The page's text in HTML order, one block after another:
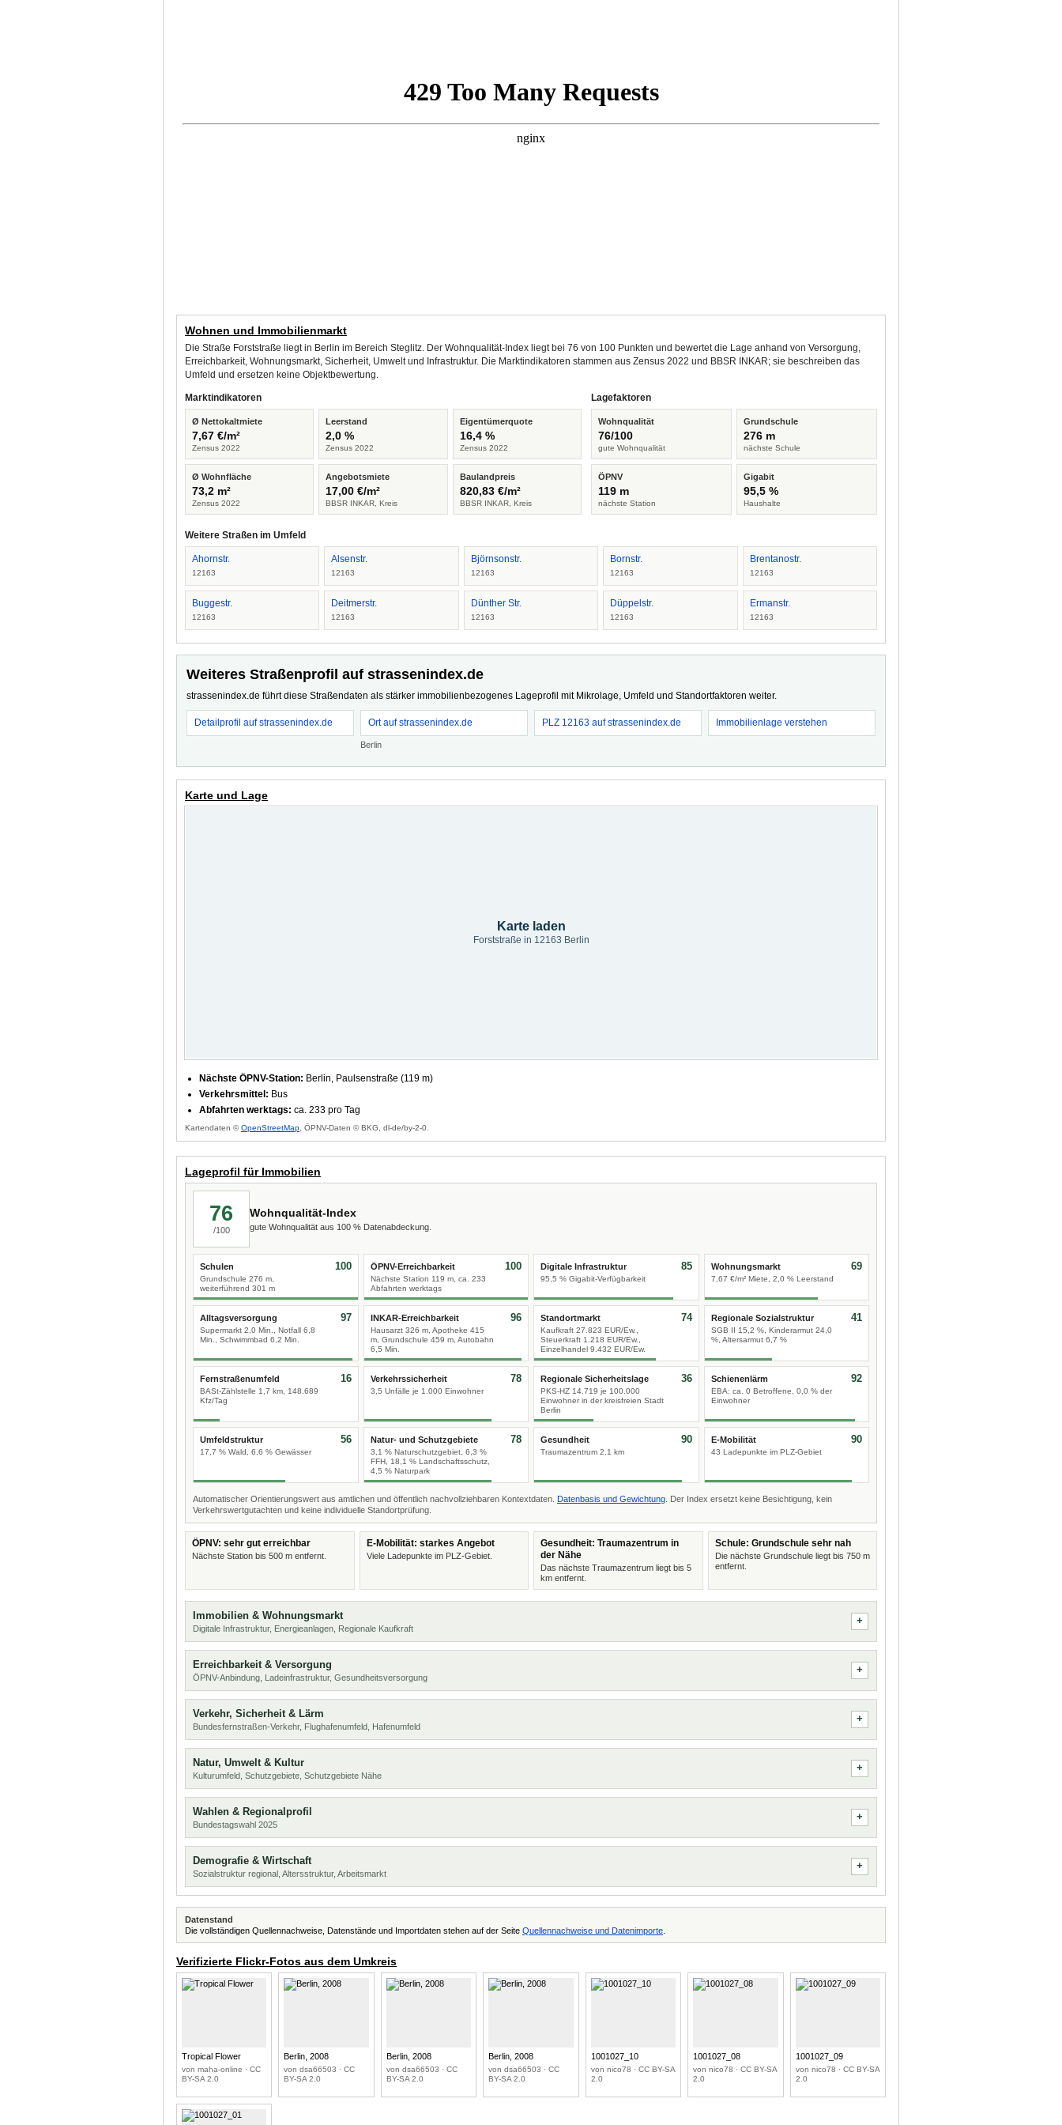
Wohnen und Immobilienmarkt
Die Straße Forststraße liegt in Berlin im Bereich Steglitz. Der Wohnqualität-Index liegt bei 76 von 100 Punkten und bewertet die Lage anhand von Versorgung,
Erreichbarkeit, Wohnungsmarkt, Sicherheit, Umwelt und Infrastruktur. Die Marktindikatoren stammen aus Zensus 2022 und BBSR INKAR; sie beschreiben das
Umfeld und ersetzen keine Objektbewertung.
Marktindikatoren
Ø Nettokaltmiete
7,67 €/m²
Zensus 2022
Leerstand
2,0 %
Zensus 2022
Eigentümerquote
16,4 %
Zensus 2022
Ø Wohnfläche
73,2 m²
Zensus 2022
Angebotsmiete
17,00 €/m²
BBSR INKAR, Kreis
Baulandpreis
820,83 €/m²
BBSR INKAR, Kreis
Lagefaktoren
Wohnqualität
76/100
gute Wohnqualität
Grundschule
276 m
nächste Schule
ÖPNV
119 m
nächste Station
Gigabit
95,5 %
Haushalte
Weitere Straßen im Umfeld
Ahornstr.
12163
Alsenstr.
12163
Björnsonstr.
12163
Bornstr.
12163
Brentanostr.
12163
Buggestr.
12163
Deitmerstr.
12163
Dünther Str.
12163
Düppelstr.
12163
Ermanstr.
12163
Weiteres Straßenprofil auf strassenindex.de
strassenindex.de führt diese Straßendaten als stärker immobilienbezogenes Lageprofil mit Mikrolage, Umfeld und Standortfaktoren weiter.
Detailprofil auf strassenindex.de Ort auf strassenindex.de
Berlin
PLZ 12163 auf strassenindex.de Immobilienlage verstehen
Karte und Lage
Karte laden
Forststraße in 12163 Berlin
Nächste ÖPNV-Station: Berlin, Paulsenstraße (119 m)
Verkehrsmittel: Bus
Abfahrten werktags: ca. 233 pro Tag
Kartendaten ©OpenStreetMap , ÖPNV-Daten © BKG, dl-de/by-2-0.
Lageprofil für Immobilien
76
/100
Wohnqualität-Index
gute Wohnqualität aus 100 % Datenabdeckung.
Schulen
Grundschule 276 m,
weiterführend 301 m
100 ÖPNV-Erreichbarkeit
Nächste Station 119 m, ca. 233
Abfahrten werktags
100 Digitale Infrastruktur
95,5 % Gigabit-Verfügbarkeit
85 Wohnungsmarkt
7,67 €/m² Miete, 2,0 % Leerstand
69
Alltagsversorgung
Supermarkt 2,0 Min., Notfall 6,8
Min., Schwimmbad 6,2 Min.
97 INKAR-Erreichbarkeit
Hausarzt 326 m, Apotheke 415
m, Grundschule 459 m, Autobahn
6,5 Min.
96 Standortmarkt
Kaufkraft 27.823 EUR/Ew.,
Steuerkraft 1.218 EUR/Ew.,
Einzelhandel 9.432 EUR/Ew.
74 Regionale Sozialstruktur
SGB II 15,2 %, Kinderarmut 24,0
%, Altersarmut 6,7 %
41
Fernstraßenumfeld
BASt-Zählstelle 1,7 km, 148.689
Kfz/Tag
16 Verkehrssicherheit
3,5 Unfälle je 1.000 Einwohner
78 Regionale Sicherheitslage
PKS-HZ 14.719 je 100.000
Einwohner in der kreisfreien Stadt
Berlin
36 Schienenlärm
EBA: ca. 0 Betroffene, 0,0 % der
Einwohner
92
Umfeldstruktur
17,7 % Wald, 6,6 % Gewässer
56 Natur- und Schutzgebiete
3,1 % Naturschutzgebiet, 6,3 %
FFH, 18,1 % Landschaftsschutz,
4,5 % Naturpark
78 Gesundheit
Traumazentrum 2,1 km
90 E-Mobilität
43 Ladepunkte im PLZ-Gebiet
90
Automatischer Orientierungswert aus amtlichen und öffentlich nachvollziehbaren Kontextdaten. Datenbasis und Gewichtung . Der Index ersetzt keine Besichtigung, kein
Verkehrswertgutachten und keine individuelle Standortprüfung.
ÖPNV: sehr gut erreichbar
Nächste Station bis 500 m entfernt.
E-Mobilität: starkes Angebot
Viele Ladepunkte im PLZ-Gebiet.
Gesundheit: Traumazentrum in
der Nähe
Das nächste Traumazentrum liegt bis 5
km entfernt.
Schule: Grundschule sehr nah
Die nächste Grundschule liegt bis 750 m
entfernt.
Immobilien & Wohnungsmarkt
Digitale Infrastruktur, Energieanlagen, Regionale Kaufkraft
Erreichbarkeit & Versorgung
ÖPNV-Anbindung, Ladeinfrastruktur, Gesundheitsversorgung
Verkehr, Sicherheit & Lärm
Bundesfernstraßen-Verkehr, Flughafenumfeld, Hafenumfeld
Natur, Umwelt & Kultur
Kulturumfeld, Schutzgebiete, Schutzgebiete Nähe
Wahlen & Regionalprofil
Bundestagswahl 2025
Demografie & Wirtschaft
Sozialstruktur regional, Altersstruktur, Arbeitsmarkt
Datenstand
Die vollständigen Quellennachweise, Datenstände und Importdaten stehen auf der Seite Quellennachweise und Datenimporte
Verifizierte Flickr-Fotos aus dem Umkreis
Tropical Flower
von maha-online · CC
BY-SA 2.0
Berlin, 2008
von dsa66503 · CC
BY-SA 2.0
Berlin, 2008
von dsa66503 · CC
BY-SA 2.0
Berlin, 2008
von dsa66503 · CC
BY-SA 2.0
1001027_10
von nico78 · CC BY-SA
2.0
1001027_08
von nico78 · CC BY-SA
2.0
1001027_09
von nico78 · CC BY-SA
2.0